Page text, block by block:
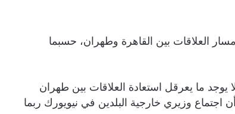
العلاقات بين القاهرة وطهران، حسبما
يوجد ما يعرقل استعادة العلاقات بين طهران
اجتماع وزيري خارجية البلدين في نيويورك ربما